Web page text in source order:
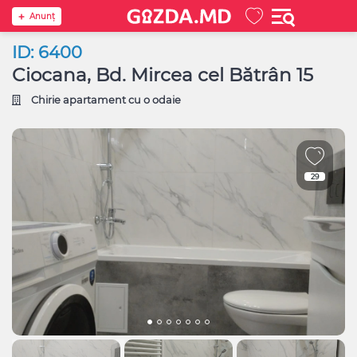
Anunţ
ID: 6400
Ciocana, Bd. Mircea cel Bătrân 15
Chirie apartament cu o odaie
29